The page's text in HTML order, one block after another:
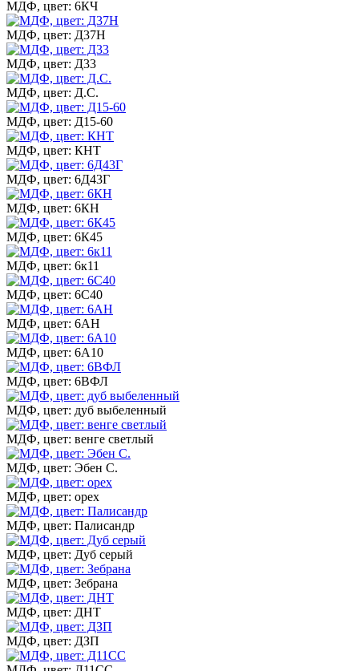
МДФ, цвет: 6КЧ
МДФ, цвет: Д37Н
МДФ, цвет: Д33
МДФ, цвет: Д.С.
МДФ, цвет: Д15-60
МДФ, цвет: КНТ
МДФ, цвет: 6Д43Г
МДФ, цвет: 6КН
МДФ, цвет: 6К45
МДФ, цвет: 6к11
МДФ, цвет: 6С40
МДФ, цвет: 6АН
МДФ, цвет: 6А10
МДФ, цвет: 6ВФЛ
МДФ, цвет: дуб выбеленный
МДФ, цвет: венге светлый
МДФ, цвет: Эбен С.
МДФ, цвет: орех
МДФ, цвет: Палисандр
МДФ, цвет: Дуб серый
МДФ, цвет: Зебрана
МДФ, цвет: ДНТ
МДФ, цвет: ДЗП